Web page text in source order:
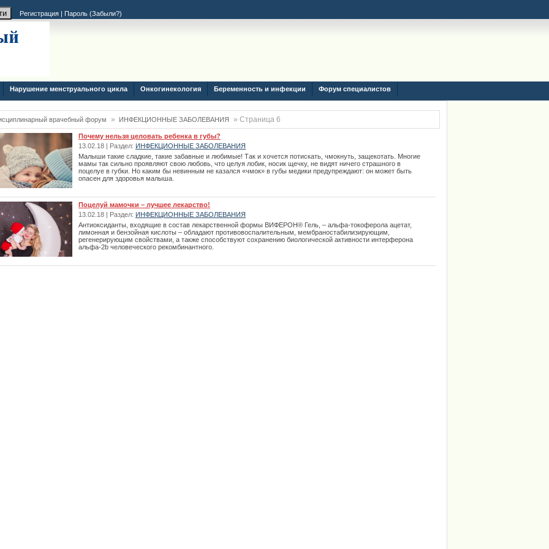
Регистрация | Пароль (Забыли?)
Нарушение менструального цикла Онкогинекология Беременность и инфекции Форум специалистов
врачебный форум » ИНФЕКЦИОННЫЕ ЗАБОЛЕВАНИЯ » Страница 6
Почему нельзя целовать ребенка в губы?
13.02.18 | Раздел: ИНФЕКЦИОННЫЕ ЗАБОЛЕВАНИЯ
Малыши такие сладкие, такие забавные и любимые! Так и хочется потискать, чмокнуть, защекотать. Многие
мамы так сильно проявляют свою любовь, что целуя лобик, носик щечку, не видят ничего страшного в
поцелуе в губки. Но каким бы невинным не казался «чмок» в губы медики предупреждают: он может быть
опасен для здоровья малыша.
Поцелуй мамочки – лучшее лекарство!
13.02.18 | Раздел: ИНФЕКЦИОННЫЕ ЗАБОЛЕВАНИЯ
Антиоксиданты, входящие в состав лекарственной формы ВИФЕРОН® Гель, – альфа-токоферола ацетат,
лимонная и бензойная кислоты – обладают противовоспалительным, мембраностабилизирующим,
регенерирующим свойствами, а также способствуют сохранению биологической активности интерферона
альфа-2b человеческого рекомбинантного.